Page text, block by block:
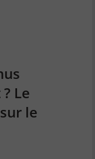
Le
le